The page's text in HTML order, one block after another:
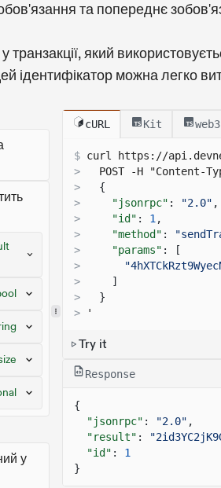
та попереднє
який
ідентифікатор можна легко
у
cURL Kit
$ curl https://
>
POST -H "Content-
>
{
>
"jsonrpc" : "2.0" ,
>
"id" : 1,
>
"method" :
>
"params" : [
>
>
]
>
}
>
'
Try it
Response
{
"jsonrpc" : "2.0" ,
"result" :
"id" :
1
}